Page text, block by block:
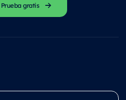
Prueba gratis